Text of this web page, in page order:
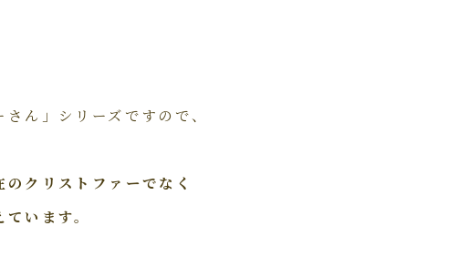
ん」シリーズですので、
のクリストファーでなく
います。